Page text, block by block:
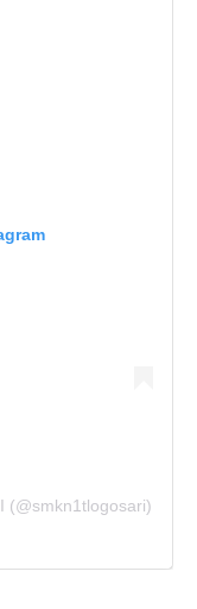
(@smkn1tlogosari)